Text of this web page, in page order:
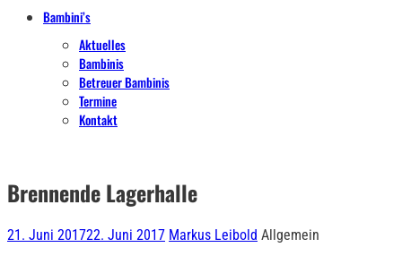
Bambini’s
Aktuelles
Bambinis
Betreuer Bambinis
Termine
Kontakt
Brennende Lagerhalle
21. Juni 201722. Juni 2017 Markus Leibold Allgemein